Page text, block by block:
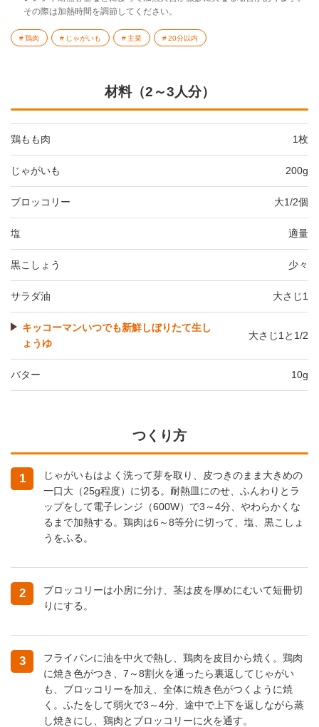
その際は加熱時間を調節してください。
鶏肉 じゃがいも 主菜 20分以内
材料（2～3人分）
鶏もも肉 1枚
じゃがいも 200g
ブロッコリー 大1/2個
塩 適量
黒こしょう 少々
サラダ油 大さじ1
キッコーマンいつでも新鮮しぼりたて生し
ょうゆ
大さじ1と1/2
バター 10g
つくり方
1
じゃがいもはよく洗って芽を取り、皮つきのまま大きめの
一口大（25g程度）に切る。耐熱皿にのせ、ふんわりとラ
ップをして電子レンジ（600W）で3～4分、やわらかくな
るまで加熱する。鶏肉は6～8等分に切って、塩、黒こしょ
うをふる。
2
ブロッコリーは小房に分け、茎は皮を厚めにむいて短冊切
りにする。
3
フライパンに油を中火で熱し、鶏肉を皮目から焼く。鶏肉
に焼き色がつき、7～8割火を通ったら裏返してじゃがい
も、ブロッコリーを加え、全体に焼き色がつくように焼
く。ふたをして弱火で3～4分、途中で上下を返しながら蒸
し焼きにし、鶏肉とブロッコリーに火を通す。